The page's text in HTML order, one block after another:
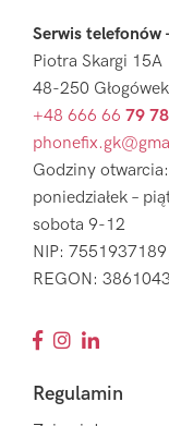
Serwis telefonów
Piotra Skargi 15A
48-250 Głogówek
+48 666 66 79 78
Godziny otwarcia:
poniedziałek –
sobota 9-12
NIP: 7551937189
REGON:
Regulamin